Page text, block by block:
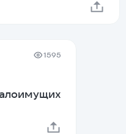
1595